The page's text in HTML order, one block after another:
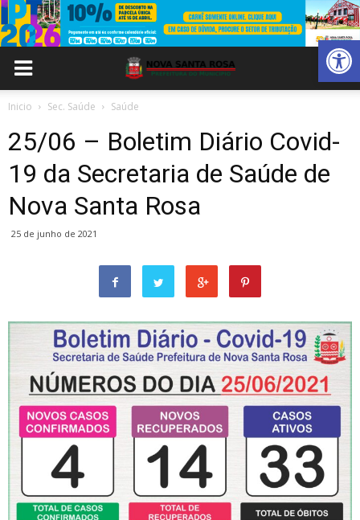
Abrir
Inicio Sec. Saúde Saúde
25/06 – Boletim Diário Covid-
19 da Secretaria de Saúde de
Nova Santa Rosa
25 de junho de 2021